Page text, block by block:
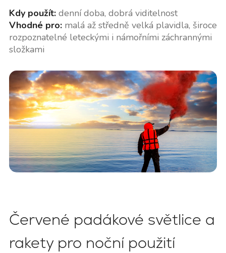
Kdy použít:denní doba, dobrá viditelnost
Vhodné pro:malá až středně velká plavidla, široce
rozpoznatelné leteckými i námořními záchrannými
složkami
Červené padákové světlice a
rakety pro noční použití